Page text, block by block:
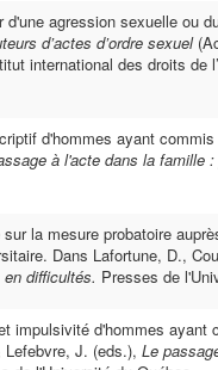
d'une agression sexuelle ou
d’actes d’ordre sexuel
international des droits de
d'hommes ayant
à l'acte dans la famille
sur la mesure probatoire
Dans Lafortune, D.,
difficultés. Presses de
impulsivité d'hommes ayant
J. (eds.), Le